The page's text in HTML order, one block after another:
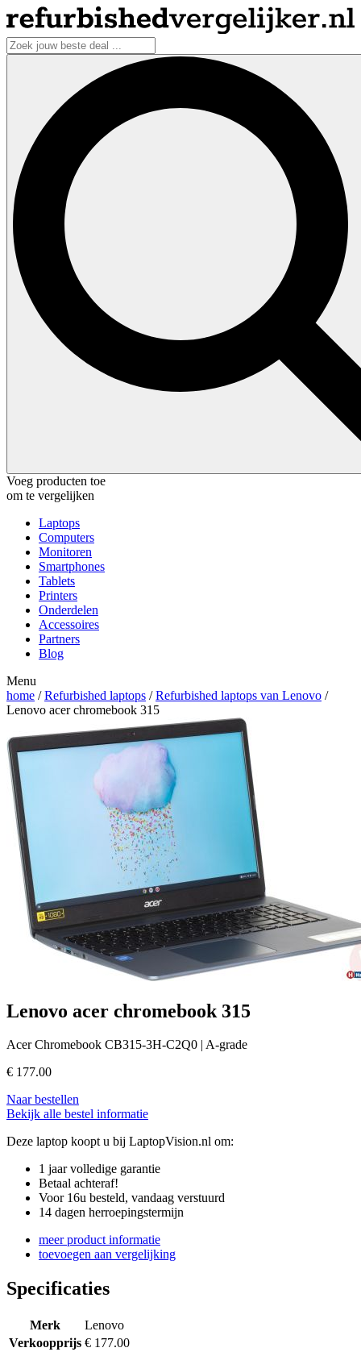
Voeg producten toe
om te vergelijken
Laptops
Computers
Monitoren
Smartphones
Tablets
Printers
Onderdelen
Accessoires
Partners
Blog
Menu
home /Refurbished laptops /Refurbished laptops van Lenovo /
Lenovo acer chromebook 315
Lenovo acer chromebook 315
Acer Chromebook CB315-3H-C2Q0 | A-grade
€ 177.00
Naar bestellen
Bekijk alle bestel informatie
Deze laptop koopt u bij LaptopVision.nl om:
1 jaar volledige garantie
Betaal achteraf!
Voor 16u besteld, vandaag verstuurd
14 dagen herroepingstermijn
meer product informatie
toevoegen aan vergelijking
Specificaties
Merk
Lenovo
Verkoopprijs € 177.00